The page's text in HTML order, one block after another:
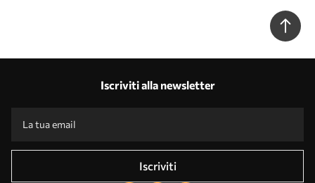
Iscriviti alla newsletter
Iscriviti